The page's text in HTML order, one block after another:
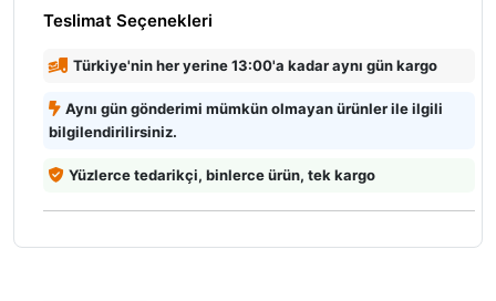
Teslimat Seçenekleri
Türkiye'nin her yerine 13:00'a kadar aynı gün kargo
Aynı gün gönderimi mümkün olmayan ürünler ile ilgili
bilgilendirilirsiniz.
Yüzlerce tedarikçi, binlerce ürün, tek kargo